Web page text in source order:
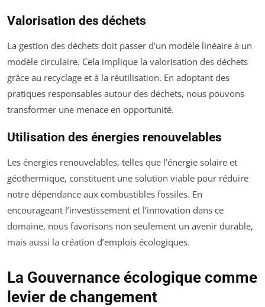
Valorisation des déchets
La gestion des déchets doit passer d’un modèle linéaire à un
modèle circulaire. Cela implique la valorisation des déchets
grâce au recyclage et à la réutilisation. En adoptant des
pratiques responsables autour des déchets, nous pouvons
transformer une menace en opportunité.
Utilisation des énergies renouvelables
Les énergies renouvelables, telles que l’énergie solaire et
géothermique, constituent une solution viable pour réduire
notre dépendance aux combustibles fossiles. En
encourageant l’investissement et l’innovation dans ce
domaine, nous favorisons non seulement un avenir durable,
mais aussi la création d’emplois écologiques.
La Gouvernance écologique comme
levier de changement